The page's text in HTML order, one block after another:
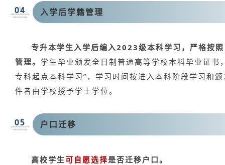
04 入学后学籍管理
专升本学生入学后编入2023级本科学习，严格按
管理。 学生毕业颁发全日制普通高等学校本科毕业证书
专科起点本科学习”，学习时间按进入本科阶段学习和
件者由学校授予学士学位。
05 户口迁移
高校学生可自愿选择是否迁移户口。